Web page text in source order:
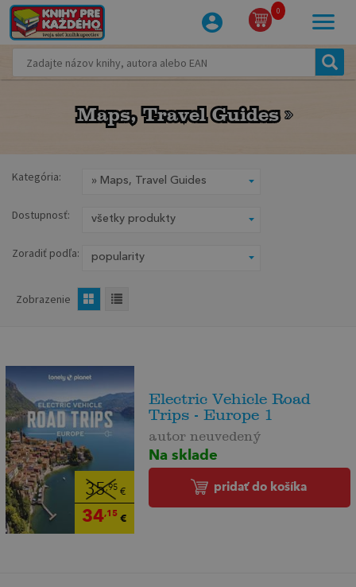
0
Maps, Travel Guides
Maps, Travel Guides
Kategória:
Dostupnosť:
Zoradiť podľa:
Zobrazenie
35,95€
34,15€
Electric Vehicle Road
Trips - Europe 1
autor neuvedený
Na sklade
pridať do košíka